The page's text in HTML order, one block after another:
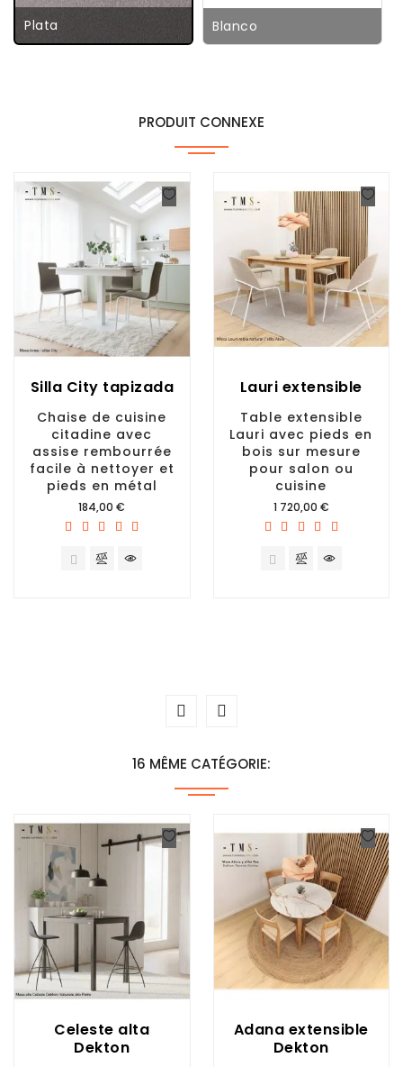
Plata Blanco
PRODUIT CONNEXE
Silla City tapizada
Chaise de cuisine
citadine avec
assise rembourrée
facile à nettoyer et
pieds en métal
Prix
184,00 €
Lauri extensible
Table extensible
Lauri avec pieds en
bois sur mesure
pour salon ou
cuisine
Prix
1 720,00 €
16 MÊME CATÉGORIE:
Celeste alta
Dekton
Adana extensible
Dekton